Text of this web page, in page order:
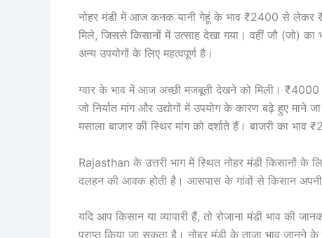
नोहर मंडी में आज कनक यानी गेहूं के भाव ₹2400 से लेकर
मिले, जिससे किसानों में उत्साह देखा गया। वहीं जौ (जो)
अन्य उपयोगों के लिए महत्वपूर्ण है।
ग्वार के भाव में आज अच्छी मजबूती देखने को मिली।
जो निर्यात मांग और उद्योगों में उपयोग के कारण बढ़े हुए
मसाला बाजार की स्थिर मांग को दर्शाते हैं। बाजरी का
Rajasthan के उत्तरी भाग में स्थित नोहर मंडी किसानों के
दलहन की आवक होती है। आसपास के गांवों से किसान
यदि आप किसान या व्यापारी हैं, तो रोजाना मंडी भाव की
प्राप्त किया जा सकता है। नोहर मंडी के ताजा भाव जानने